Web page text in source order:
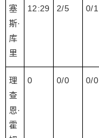
塞
斯·
库
里
12:29 2/5 0/1
理
查
恩·
霍
0 0/0 0/0